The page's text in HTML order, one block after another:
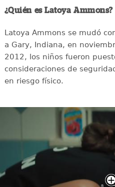
¿Quién es Latoya Ammons?
Latoya Ammons se mudó
a Gary, Indiana, en
2012, los niños fueron
consideraciones de
en riesgo físico.